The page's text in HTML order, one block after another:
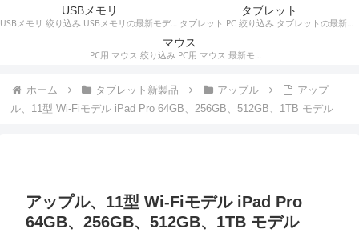
USBメモリ
USBメモリ 絞り込み USBメモリの最新モデルやスペック・仕様に関する情報。
タブレット
タブレット PC 絞り込み タブレットの最新モデルやスペック・仕様に関する情報。
マウス
PC用 マウス 絞り込み PC用 マウス 最新モデルやスペック・仕様に関する情報。ワイヤレスマウス、有線マウス、接続タイプなど。
ホーム タブレット新製品 アップル
アップ
ル、11型 Wi-Fiモデル iPad Pro 64GB、256GB、512GB、1TB モデル
アップル、11型 Wi-Fiモデル iPad Pro
64GB、256GB、512GB、1TB モデル